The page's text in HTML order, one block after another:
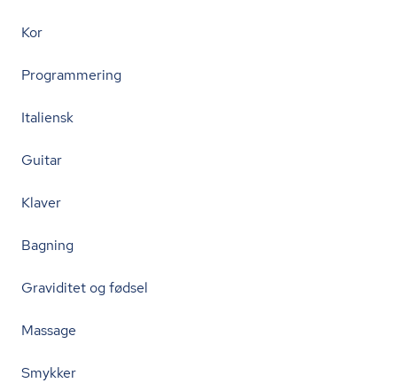
Kor
Programmering
Italiensk
Guitar
Klaver
Bagning
Graviditet og fødsel
Massage
Smykker